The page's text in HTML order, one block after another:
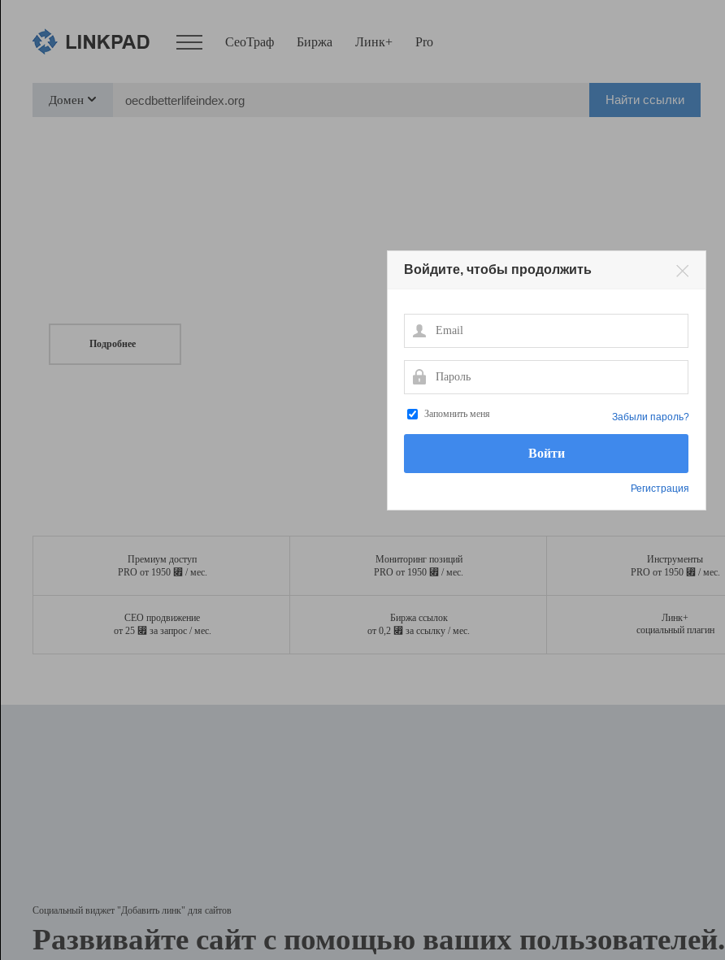
СеоТраф Биржа Линк+ Pro
Домен Найти ссылки
Подробнее
Премиум доступ
PRO от 1950 ⃏ / мес.
Мониторинг позиций
PRO от 1950 ⃏ / мес.
Инструменты
PRO от 1950 ⃏ / мес.
СЕО продвижение
от 25 ⃏ за запрос / мес.
Биржа ссылок
от 0,2 ⃏ за ссылку / мес.
Линк+
социальный плагин
Социальный виджет "Добавить линк" для сайтов
Развивайте сайт с помощью ваших пользователей.
Войдите, чтобы продолжить
Email
Пароль
Запомнить меня
Регистрация
Забыли пароль?